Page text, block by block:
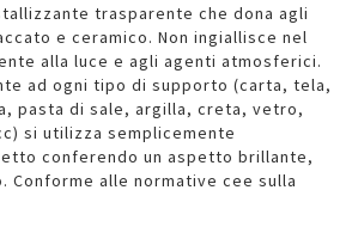
trasparente che dona agli
e ceramico. Non ingiallisce nel
alla luce e agli agenti atmosferici.
ad ogni tipo di supporto (carta, tela,
pasta di sale, argilla, creta, vetro,
si utilizza semplicemente
conferendo un aspetto brillante,
Conforme alle normative cee sulla